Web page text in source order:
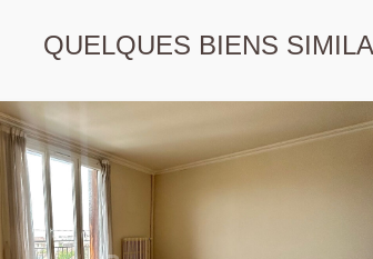
QUELQUES BIENS